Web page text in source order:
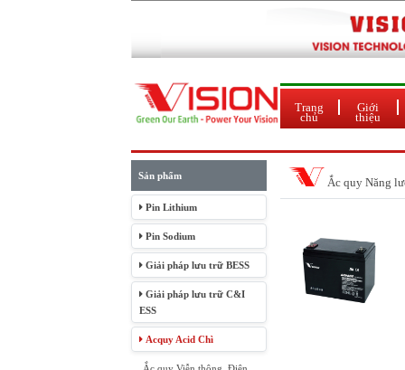
Trang
chủ
Giới
thiệu
Sản phẩm
Pin Lithium
Pin Sodium
Giải pháp lưu trữ BESS
Giải pháp lưu trữ C&I
ESS
Acquy Acid Chì
Ắc quy Năng